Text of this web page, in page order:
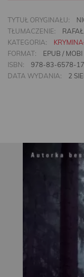
TYTUŁ ORYGINAŁU:
TŁUMACZENIE:
KATEGORIA:
FORMAT:
EPUB / MOBI
ISBN:
978-83-6578-
DATA WYDANIA:
2